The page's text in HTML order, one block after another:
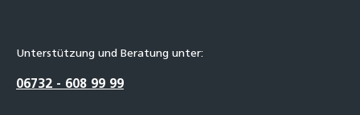
Unterstützung und Beratung unter:
06732 - 608 99 99